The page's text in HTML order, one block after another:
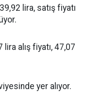
lira, satış fiyatı
alış fiyatı, 47,07
yer alıyor.